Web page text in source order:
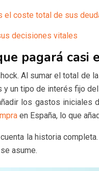
el coste total de sus
decisiones vitales
pagará casi
Al sumar el total
un tipo de interés fijo
los gastos
en España, lo que
la historia
asume.